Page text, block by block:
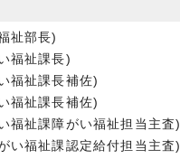
祉部長)
福祉課長)
福祉課長補佐)
福祉課長補佐)
祉課障がい福祉担当主査)
福祉課認定給付担当主査)